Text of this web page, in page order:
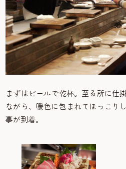
まずはビールで乾杯。至る所に仕
ながら、暖色に包まれてほっこり
事が到着。